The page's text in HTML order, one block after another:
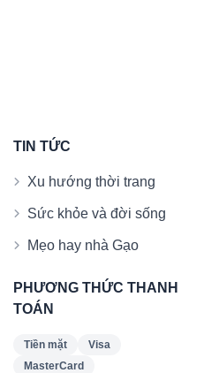
TIN TỨC
Xu hướng thời trang
Sức khỏe và đời sống
Mẹo hay nhà Gạo
PHƯƠNG THỨC THANH
TOÁN
Tiền mặt
Visa
MasterCard